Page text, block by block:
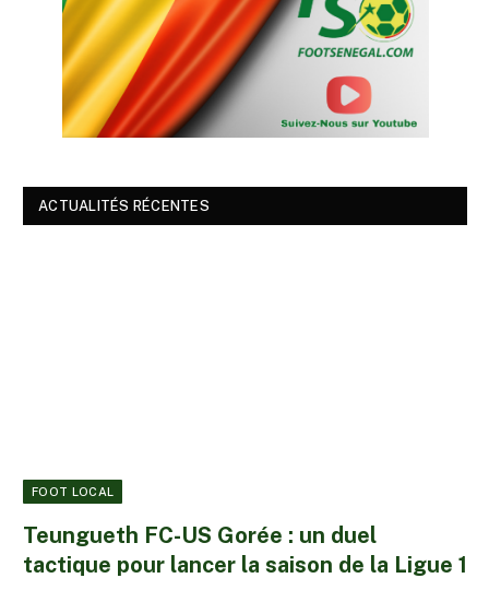
ACTUALITÉS RÉCENTES
FOOT LOCAL
Teungueth FC-US Gorée : un duel
tactique pour lancer la saison de la Ligue 1